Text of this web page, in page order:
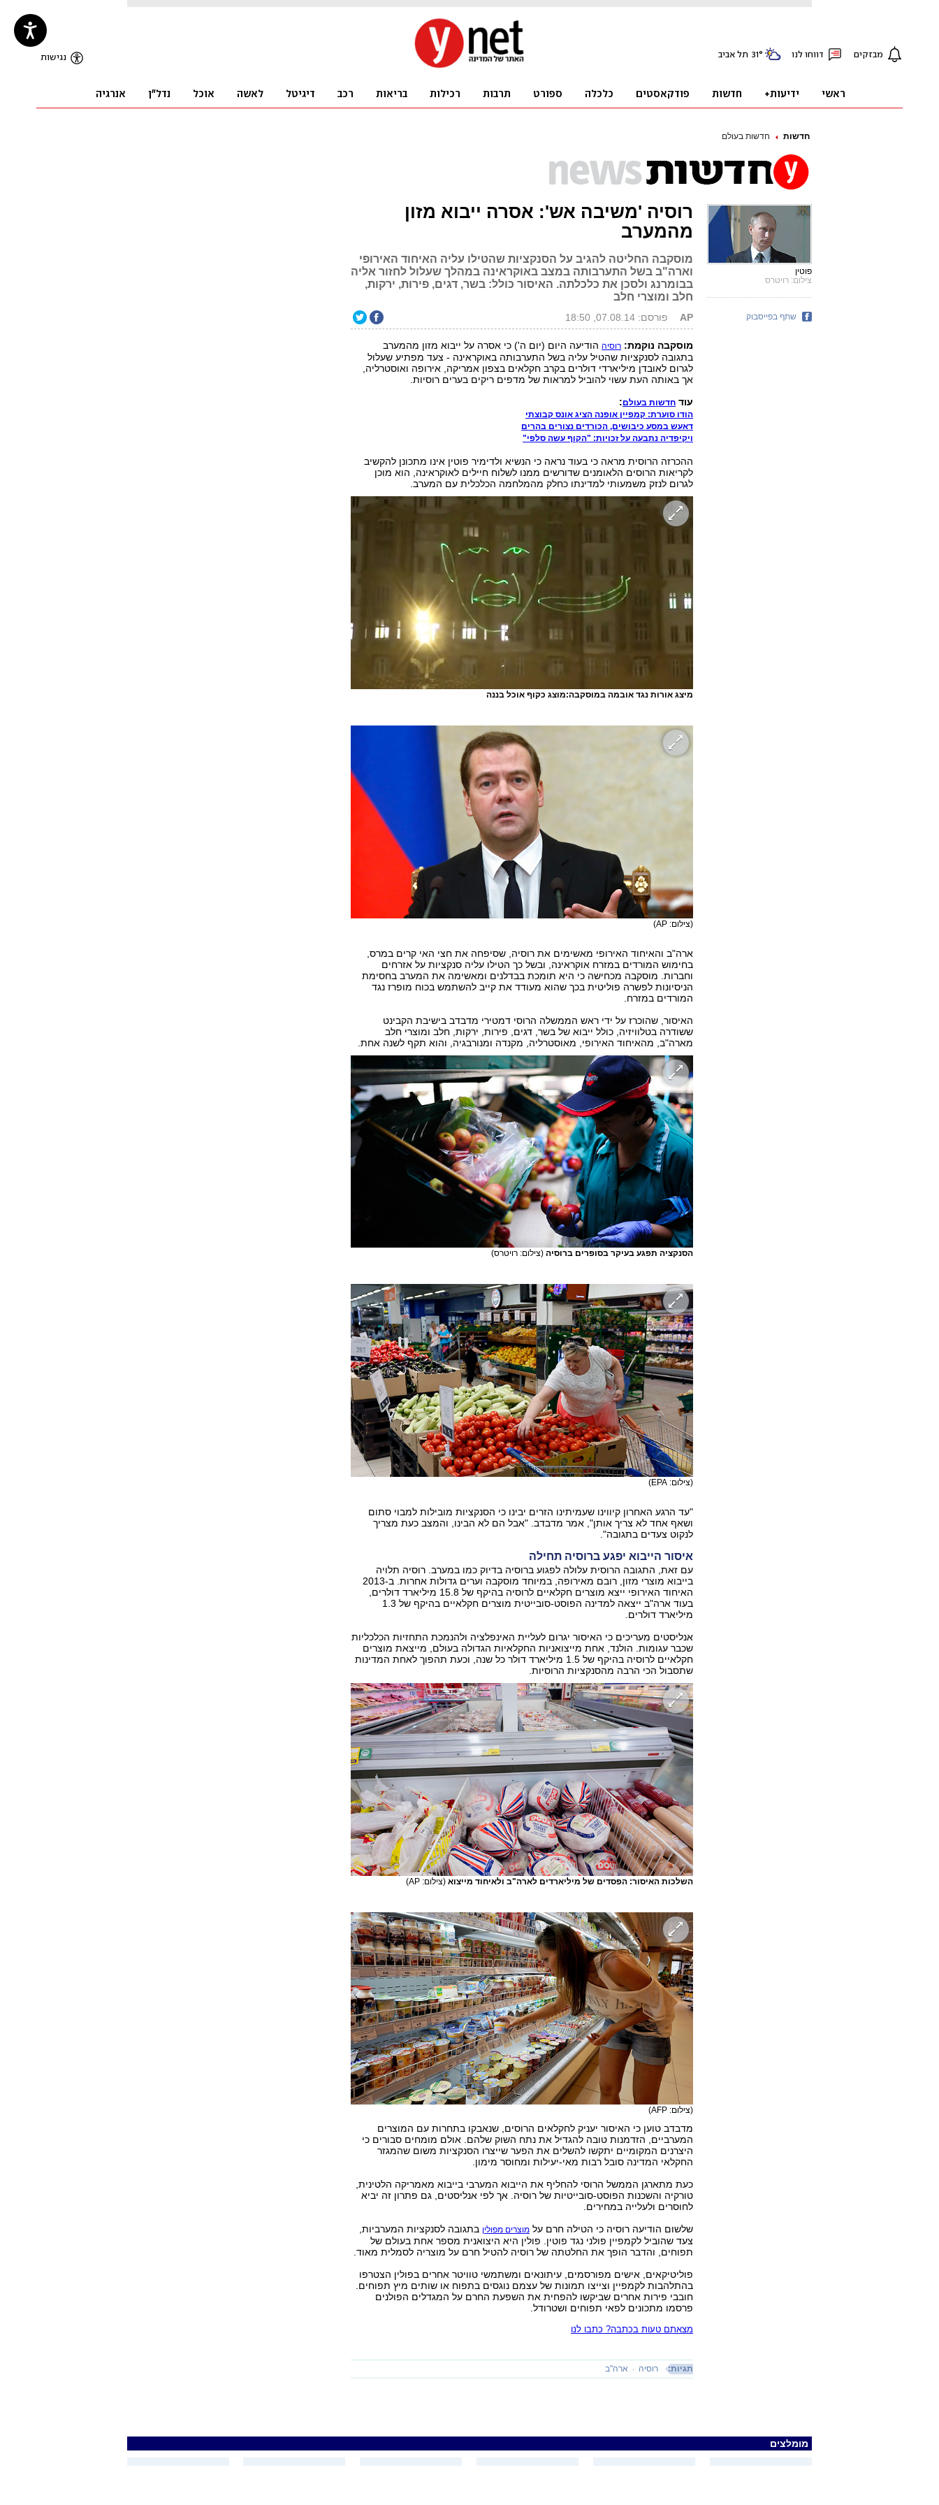
חדשות חדשות בעולם
רוסיה 'משיבה אש': אסרה ייבוא מזון
מהמערב
מוסקבה החליטה להגיב על הסנקציות שהטילו עליה האיחוד האירופי
וארה"ב בשל התערבותה במצב באוקראינה במהלך שעלול לחזור אליה
בבומרנג ולסכן את כלכלתה. האיסור כולל: בשר, דגים, פירות, ירקות,
חלב ומוצרי חלב
AP פורסם: 07.08.14, 18:50
מוסקבה נוקמת: רוסיההודיעה היום (יום ה') כי אסרה על ייבוא מזון מהמערב
בתגובה לסנקציות שהטיל עליה בשל התערבותה באוקראינה - צעד מפתיע שעלול
לגרום לאובדן מיליארדי דולרים בקרב חקלאים בצפון אמריקה, אירופה ואוסטרליה,
אך באותה העת עשוי להוביל למראות של מדפים ריקים בערים רוסיות.
עוד חדשות בעולם:
הודו סוערת: קמפיין אופנה הציג אונס קבוצתי
דאעש במסע כיבושים, הכורדים נצורים בהרים
ויקיפדיה נתבעה על זכויות: "הקוף עשה סלפי"
ההכרזה הרוסית מראה כי בעוד נראה כי הנשיא ולדימיר פוטין אינו מתכונן להקשיב
לקריאות הרוסים הלאומנים שדורשים ממנו לשלוח חיילים לאוקראינה, הוא מוכן
לגרום לנזק משמעותי למדינתו כחלק מהמלחמה הכלכלית עם המערב.
מיצג אורות נגד אובמה במוסקבה:מוצג כקוף אוכל בננה
(צילום: AP)
ארה"ב והאיחוד האירופי מאשימים את רוסיה, שסיפחה את חצי האי קרים במרס,
בחימוש המורדים במזרח אוקראינה, ובשל כך הטילו עליה סנקציות על אזרחים
וחברות. מוסקבה מכחישה כי היא תומכת בבדלנים ומאשימה את המערב בחסימת
הניסיונות לפשרה פוליטית בכך שהוא מעודד את קייב להשתמש בכוח מופרז נגד
המורדים במזרח.
האיסור, שהוכרז על ידי ראש הממשלה הרוסי דמטירי מדבדב בישיבת הקבינט
ששודרה בטלוויזיה, כולל ייבוא של בשר, דגים, פירות, ירקות, חלב ומוצרי חלב
מארה"ב, מהאיחוד האירופי, מאוסטרליה, מקנדה ומנורבגיה, והוא תקף לשנה אחת.
הסנקציה תפגע בעיקר בסופרים ברוסיה (צילום: רויטרס)
(צילום: EPA)
"עד הרגע האחרון קיווינו שעמיתינו הזרים יבינו כי הסנקציות מובילות למבוי סתום
ושאף אחד לא צריך אותן", אמר מדבדב. "אבל הם לא הבינו, והמצב כעת מצריך
לנקוט צעדים בתגובה".
איסור הייבוא יפגע ברוסיה תחילה
עם זאת, התגובה הרוסית עלולה לפגוע ברוסיה בדיוק כמו במערב. רוסיה תלויה
בייבוא מוצרי מזון, רובם מאירופה, במיוחד מוסקבה וערים גדולות אחרות. ב-2013
האיחוד האירופי ייצא מוצרים חקלאיים לרוסיה בהיקף של 15.8 מיליארד דולרים,
בעוד ארה"ב ייצאה למדינה הפוסט-סובייטית מוצרים חקלאיים בהיקף של 1.3
מיליארד דולרים.
אנליסטים מעריכים כי האיסור יגרום לעליית האינפלציה ולהנמכת התחזיות הכלכליות
שכבר עגומות. הולנד, אחת מייצואניות החקלאיות הגדולה בעולם, מייצאת מוצרים
חקלאיים לרוסיה בהיקף של 1.5 מיליארד דולר כל שנה, וכעת תהפוך לאחת המדינות
שתסבול הכי הרבה מהסנקציות הרוסיות.
השלכות האיסור: הפסדים של מיליארדים לארה"ב ולאיחוד מייצוא (צילום: AP)
(צילום: AFP)
מדבדב טוען כי האיסור יעניק לחקלאים הרוסים, שנאבקו בתחרות עם המוצרים
המערביים, הזדמנות טובה להגדיל את נתח השוק שלהם. אולם מומחים סבורים כי
היצרנים המקומיים יתקשו להשלים את הפער שייצרו הסנקציות משום שהמגזר
החקלאי המדינה סובל רבות מאי-יעילות ומחוסר מימון.
כעת מתארגן הממשל הרוסי להחליף את הייבוא המערבי בייבוא מאמריקה הלטינית,
טורקיה והשכנות הפוסט-סובייטיות של רוסיה. אך לפי אנליסטים, גם פתרון זה יביא
לחוסרים ולעלייה במחירים.
שלשום הודיעה רוסיה כי הטילה חרם על מוצרים מפולין בתגובה לסנקציות המערביות,
צעד שהוביל לקמפיין פולני נגד פוטין. פולין היא היצואנית מספר אחת בעולם של
תפוחים, והדבר הופך את החלטתה של רוסיה להטיל חרם על מוצריה לסמלית מאוד.
פוליטיקאים, אישים מפורסמים, עיתונאים ומשתמשי טוויטר אחרים בפולין הצטרפו
בהתלהבות לקמפיין וצייצו תמונות של עצמם נוגסים בתפוח או שותים מיץ תפוחים.
חובבי פירות אחרים שביקשו להפחית את השפעת החרם על המגדלים הפולנים
פרסמו מתכונים לפאי תפוחים ושטרודל.
מצאתם טעות בכתבה? כתבו לנו
תגיות: רוסיה ארה"ב
פוטין
צילום: רויטרס
שתף בפייסבוק
מומלצים